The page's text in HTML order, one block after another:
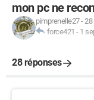
mon pc ne
pimprenelle27-28
force421 - 1
28 réponses